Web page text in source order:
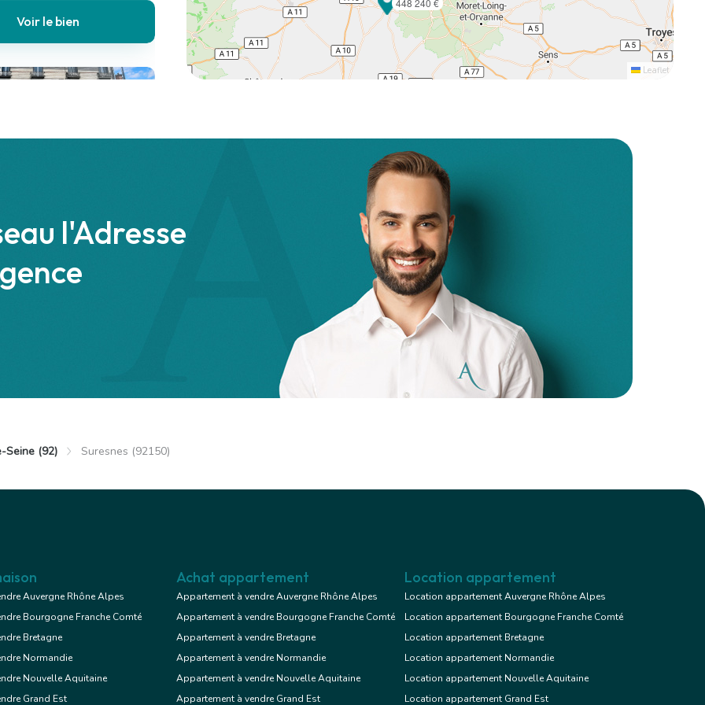
Voir le bien
€ Immeuble
Voir le bien
448 240 €
Leaflet
l'Adresse
Seine (92) Suresnes (92150)
Auvergne Rhône Alpes
Bourgogne Franche Comté
Bretagne
Normandie
Nouvelle Aquitaine
Grand Est
Achat appartement
Appartement à vendre Auvergne Rhône Alpes
Appartement à vendre Bourgogne Franche Comté
Appartement à vendre Bretagne
Appartement à vendre Normandie
Appartement à vendre Nouvelle Aquitaine
Appartement à vendre Grand Est
Location appartement
Location appartement Auvergne Rhône Alpes
Location appartement Bourgogne Franche Comté
Location appartement Bretagne
Location appartement Normandie
Location appartement Nouvelle Aquitaine
Location appartement Grand Est